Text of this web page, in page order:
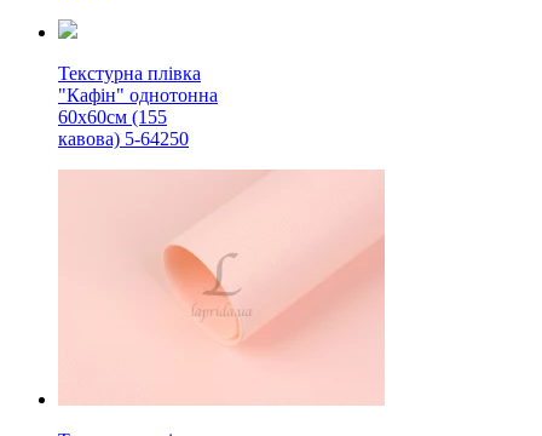
Текстурна плівка
"Кафін" однотонна
60х60см (155
кавова) 5-64250